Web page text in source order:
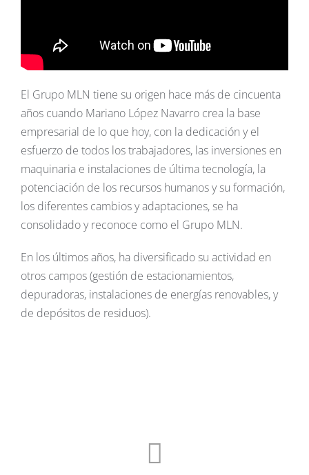
El Grupo MLN tiene su origen hace más de cincuenta
años cuando Mariano López Navarro crea la base
empresarial de lo que hoy, con la dedicación y el
esfuerzo de todos los trabajadores, las inversiones en
maquinaria e instalaciones de última tecnología, la
potenciación de los recursos humanos y su formación,
los diferentes cambios y adaptaciones, se ha
consolidado y reconoce como el Grupo MLN.
En los últimos años, ha diversificado su actividad en
otros campos (gestión de estacionamientos,
depuradoras, instalaciones de energías renovables, y
de depósitos de residuos).